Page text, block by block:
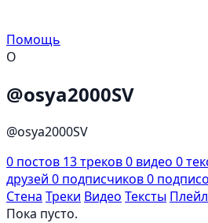
Помощь
O
@osya2000SV
@osya2000SV
0 постов 13треков0 видео 0
друзей 0 подписчиков0
Стена Треки Видео Тексты
Пока пусто.